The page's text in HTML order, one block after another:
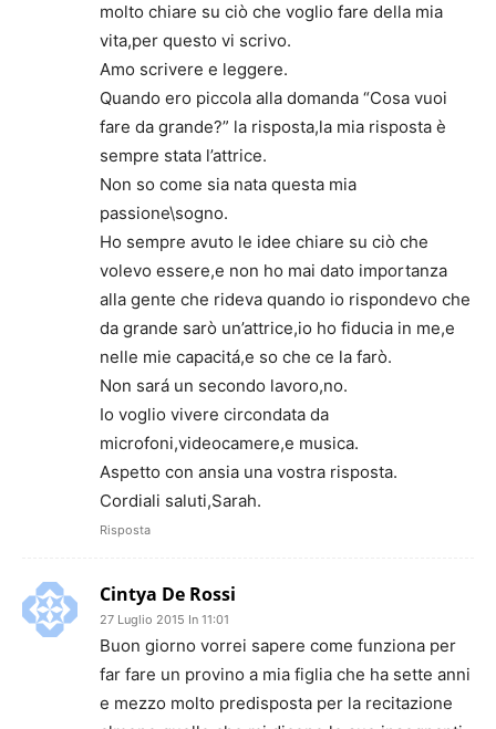
molto chiare su ciò che voglio fare della mia
vita,per questo vi scrivo.
Amo scrivere e leggere.
Quando ero piccola alla domanda “Cosa vuoi
fare da grande?” la risposta,la mia risposta è
sempre stata l’attrice.
Non so come sia nata questa mia
passione\sogno.
Ho sempre avuto le idee chiare su ciò che
volevo essere,e non ho mai dato importanza
alla gente che rideva quando io rispondevo che
da grande sarò un’attrice,io ho fiducia in me,e
nelle mie capacitá,e so che ce la farò.
Non sará un secondo lavoro,no.
Io voglio vivere circondata da
microfoni,videocamere,e musica.
Aspetto con ansia una vostra risposta.
Cordiali saluti,Sarah.
Risposta
Cintya De Rossi
27 Luglio 2015 In 11:01
Buon giorno vorrei sapere come funziona per
far fare un provino a mia figlia che ha sette anni
e mezzo molto predisposta per la recitazione